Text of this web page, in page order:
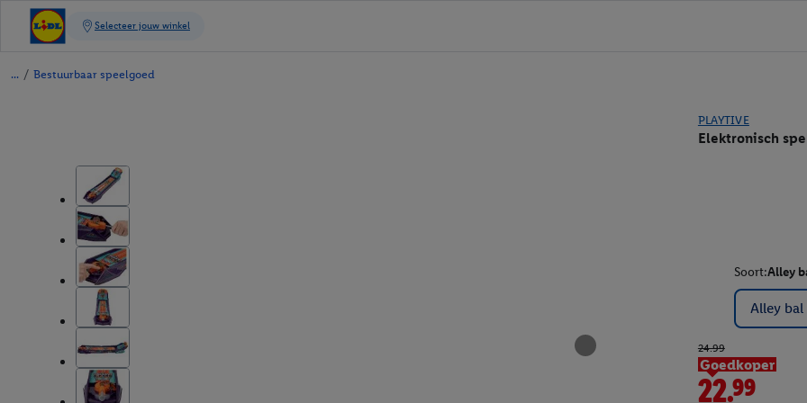
/ Bestuurbaar speelgoed
PLAYTIVE
Elektronisch
Soort:Alley
Alley bal
24.99
Goedkoper
22.99